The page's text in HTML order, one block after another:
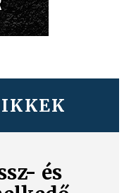
és